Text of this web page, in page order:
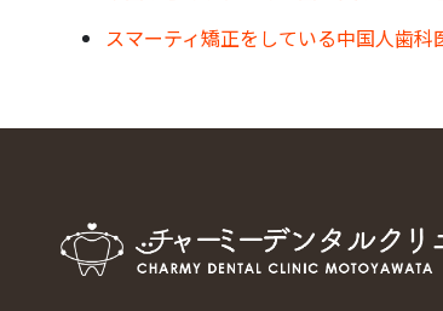
スマーティ矯正をしている中国人歯